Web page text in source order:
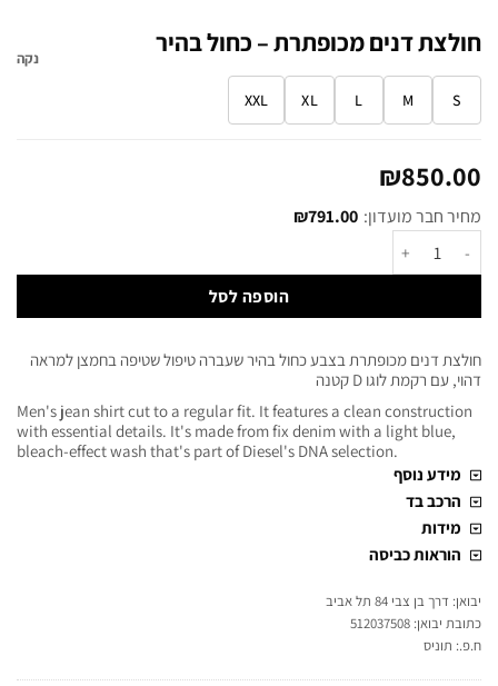
חולצת דנים מכופתרת – כחול בהיר
S
M
L
XL
XXL
נקה
₪850.00
מחיר חבר מועדון: ₪791.00
הוספה לסל
חולצת דנים מכופתרת בצבע כחול בהיר שעברה טיפול שטיפה בחמצן למראה
דהוי, עם רקמת לוגו D קטנה
Men's jean shirt cut to a regular fit. It features a clean construction
with essential details. It's made from fix denim with a light blue,
bleach-effect wash that's part of Diesel's DNA selection.
מידע נוסף
הרכב בד
מידות
הוראות כביסה
יבואן: דרך בן צבי 84 תל אביב
כתובת יבואן: 512037508
ח.פ.: תוניס